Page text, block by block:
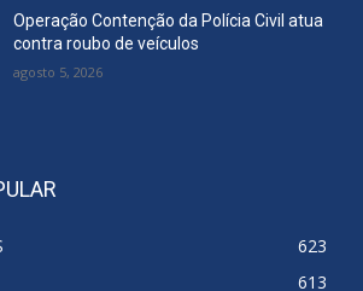
Operação Contenção da Polícia Civil atua
contra roubo de veículos
agosto 5, 2026
623
613